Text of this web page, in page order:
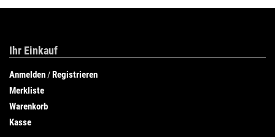
Ihr Einkauf
Anmelden /Registrieren
Merkliste
Warenkorb
Kasse